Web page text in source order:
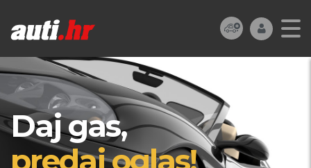
Daj gas,
predaj oglas!